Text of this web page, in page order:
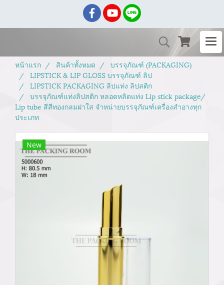
หน้าแรก สินค้าทั้งหมด
บรรจุภัณฑ์ (PACKAGING)
LIPSTICK & LIP GLOSS บรรจุภัณฑ์ ลิป
LIPSTICK PACKAGING ลิปแท่ง ลิปสติก
บรรจุภัณฑ์แท่งลิปสติก หลอดหลิดแท่ง Lip stick package/
Lip tube สีสีทองกลมฝาใส จำหน่ายบรรจุภัณฑ์เครื่องสำอางทุก
ประเภท
New